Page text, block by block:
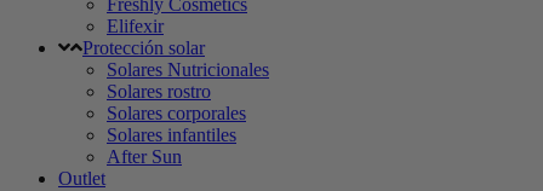
Freshly Cosmetics
Elifexir
Protección solar
Solares Nutricionales
Solares rostro
Solares corporales
Solares infantiles
After Sun
Outlet